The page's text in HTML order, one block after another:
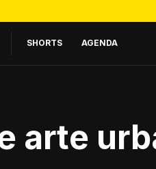
SHORTS AGENDA
arte